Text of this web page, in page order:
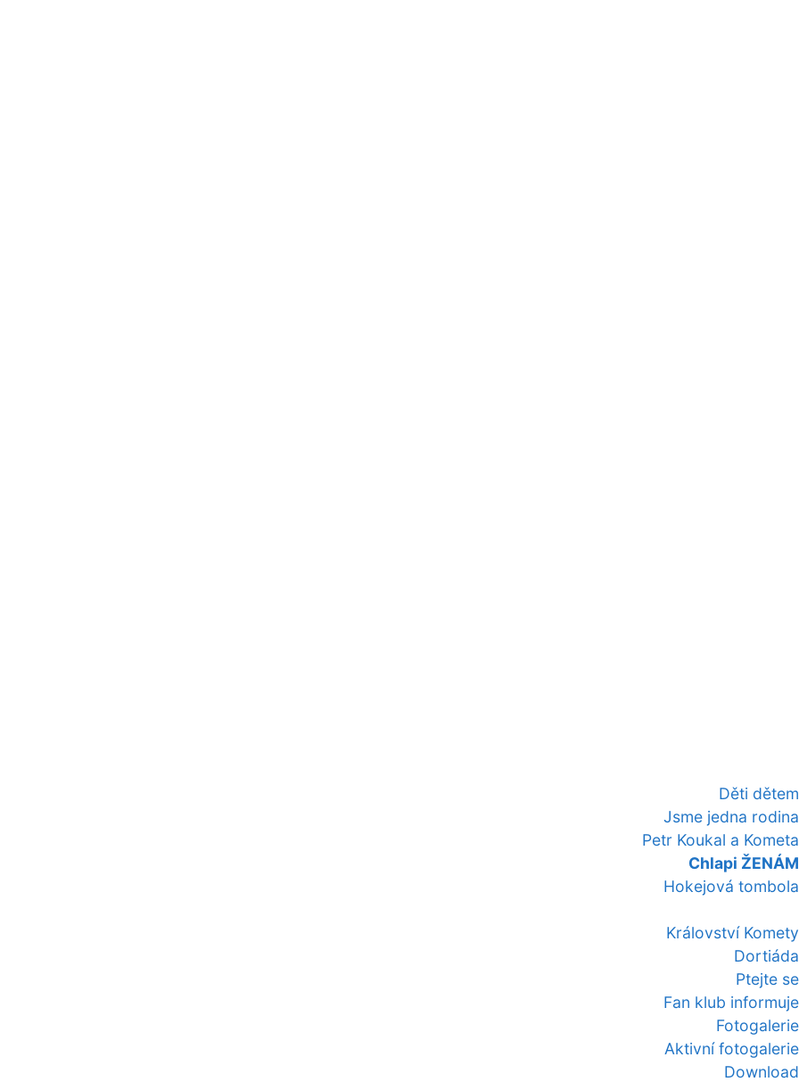
Děti dětem
Jsme jedna rodina
Petr Koukal a Kometa
Chlapi ŽENÁM
Hokejová tombola
Království Komety
Dortiáda
Ptejte se
Fan klub informuje
Fotogalerie
Aktivní fotogalerie
Download